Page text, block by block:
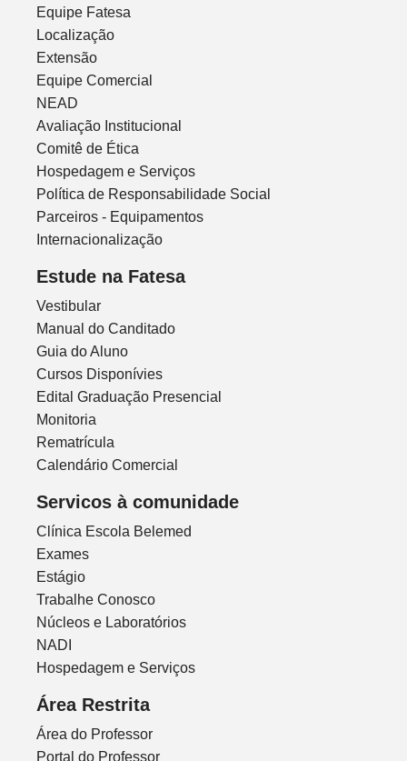
Equipe Fatesa
Localização
Extensão
Equipe Comercial
NEAD
Avaliação Institucional
Comitê de Ética
Hospedagem e Serviços
Política de Responsabilidade Social
Parceiros - Equipamentos
Internacionalização
Estude na Fatesa
Vestibular
Manual do Canditado
Guia do Aluno
Cursos Disponívies
Edital Graduação Presencial
Monitoria
Rematrícula
Calendário Comercial
Servicos à comunidade
Clínica Escola Belemed
Exames
Estágio
Trabalhe Conosco
Núcleos e Laboratórios
NADI
Hospedagem e Serviços
Área Restrita
Área do Professor
Portal do Professor